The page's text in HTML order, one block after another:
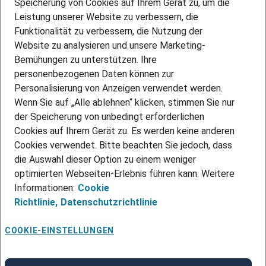
PARTNERSHIP WITH AIRBUS
INITIATIV BEWERBEN
ÜBER UNS
STANDORTE
BLOG
PRESSE
KONTAKT
@Adecco 2026
IMPRESSUM
DATENSCHUTZ
NUTZUNGSBEDINGUNGEN
COOKIE-RICHTLINIEN
Speicherung von Cookies auf Ihrem Gerät zu, um die
Leistung unserer Website zu verbessern, die
Funktionalität zu verbessern, die Nutzung der
Website zu analysieren und unsere Marketing-
Bemühungen zu unterstützen. Ihre
personenbezogenen Daten können zur
Personalisierung von Anzeigen verwendet werden.
Wenn Sie auf „Alle ablehnen“ klicken, stimmen Sie nur
der Speicherung von unbedingt erforderlichen
Cookies auf Ihrem Gerät zu. Es werden keine anderen
Cookies verwendet. Bitte beachten Sie jedoch, dass
die Auswahl dieser Option zu einem weniger
optimierten Webseiten-Erlebnis führen kann. Weitere
Informationen: Cookie
Richtlinie, Datenschutzrichtlinie
COOKIE-EINSTELLUNGEN